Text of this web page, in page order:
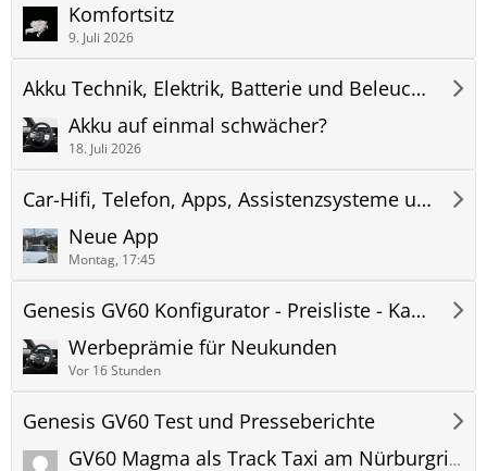
Komfortsitz
9. Juli 2026
Akku Technik, Elektrik, Batterie und Beleuchtung
Akku auf einmal schwächer?
18. Juli 2026
Car-Hifi, Telefon, Apps, Assistenzsysteme und Navigation
Neue App
Montag, 17:45
Genesis GV60 Konfigurator - Preisliste - Kaufberatung
Werbeprämie für Neukunden
Vor 16 Stunden
Genesis GV60 Test und Presseberichte
GV60 Magma als Track Taxi am Nürburgring